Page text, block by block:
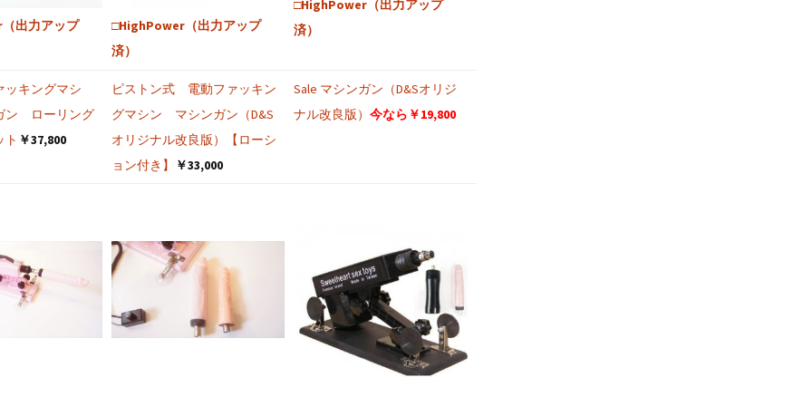
出力アップ
□HighPower（出力アップ
済）
□HighPower（出力アップ
済）
ッキングマシ
ン ローリング
ト ￥37,800
ピストン式 電動ファッキン
グマシン マシンガン（D&S
オリジナル改良版）【ローシ
ョン付き】
￥33,000
Sale マシンガン（D&Sオリジ
ナル改良版） 今なら￥19,800